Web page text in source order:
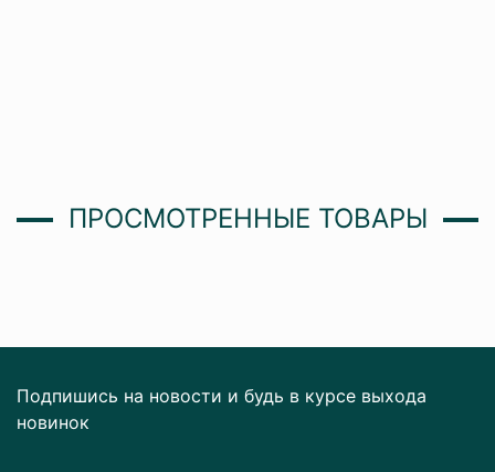
ПРОСМОТРЕННЫЕ ТОВАРЫ
Подпишись на новости и будь в курсе выхода
новинок